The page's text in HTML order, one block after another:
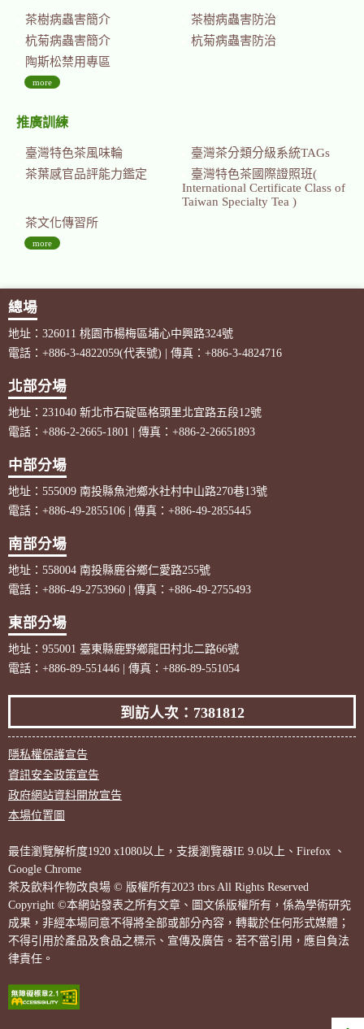
茶樹病蟲害簡介
茶樹病蟲害防治
杭菊病蟲害簡介
杭菊病蟲害防治
陶斯松禁用專區
more
推廣訓練
臺灣特色茶風味輪
臺灣茶分類分級系統TAGs
茶葉感官品評能力鑑定
臺灣特色茶國際證照班(
International Certificate Class of
Taiwan Specialty Tea )
茶文化傳習所
more
總場
地址：326011 桃園市楊梅區埔心中興路324號
電話：+886-3-4822059(代表號) | 傳真：+886-3-4824716
北部分場
地址：231040 新北市石碇區格頭里北宜路五段12號
電話：+886-2-2665-1801 | 傳真：+886-2-26651893
中部分場
地址：555009 南投縣魚池鄉水社村中山路270巷13號
電話：+886-49-2855106 | 傳真：+886-49-2855445
南部分場
地址：558004 南投縣鹿谷鄉仁愛路255號
電話：+886-49-2753960 | 傳真：+886-49-2755493
東部分場
地址：955001 臺東縣鹿野鄉龍田村北二路66號
電話：+886-89-551446 | 傳真：+886-89-551054
到訪人次：7381812
隱私權保護宣告
資訊安全政策宣告
政府網站資料開放宣告
本場位置圖
最佳瀏覽解析度1920 x1080以上，支援瀏覽器IE 9.0以上、Firefox 、
Google Chrome
茶及飲料作物改良場 © 版權所有2023 tbrs All Rights Reserved
Copyright ©本網站發表之所有文章、圖文係版權所有，係為學術研究
成果，非經本場同意不得將全部或部分內容，轉載於任何形式媒體；
不得引用於產品及食品之標示、宣傳及廣告。若不當引用，應自負法
律責任。